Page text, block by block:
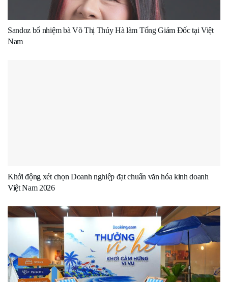
Sandoz bổ nhiệm bà Võ Thị Thúy Hà làm Tổng Giám Đốc tại Việt
Nam
Khởi động xét chọn Doanh nghiệp đạt chuẩn văn hóa kinh doanh
Việt Nam 2026